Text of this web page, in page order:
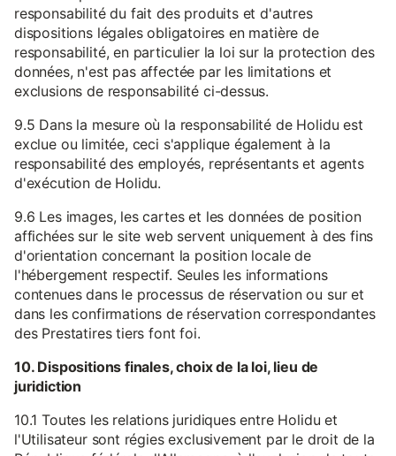
responsabilité du fait des produits et d'autres
dispositions légales obligatoires en matière de
responsabilité, en particulier la loi sur la protection des
données, n'est pas affectée par les limitations et
exclusions de responsabilité ci-dessus.
9.5 Dans la mesure où la responsabilité de Holidu est
exclue ou limitée, ceci s'applique également à la
responsabilité des employés, représentants et agents
d'exécution de Holidu.
9.6 Les images, les cartes et les données de position
affichées sur le site web servent uniquement à des fins
d'orientation concernant la position locale de
l'hébergement respectif. Seules les informations
contenues dans le processus de réservation ou sur et
dans les confirmations de réservation correspondantes
des Prestatires tiers font foi.
10. Dispositions finales, choix de la loi, lieu de
juridiction
10.1 Toutes les relations juridiques entre Holidu et
l'Utilisateur sont régies exclusivement par le droit de la